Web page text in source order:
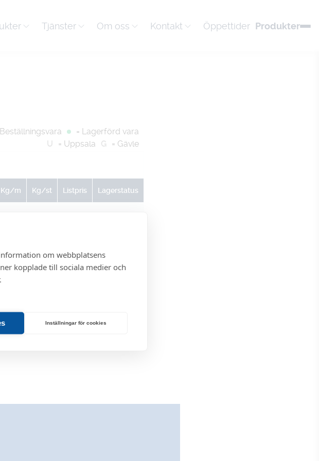
om webbplatsens
kopplade till sociala medier och
Inställningar för cookies
Tjänster Om oss Kontakt Öppettider Produkter
= Lagerförd vara
U
= Uppsala G = Gävle
Kg/m Kg/st Listpris Lagerstatus